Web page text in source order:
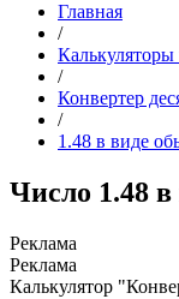
Главная
/
Калькуляторы
/
Конвертер
/
1.48 в виде
Число 1.48
Калькулятор